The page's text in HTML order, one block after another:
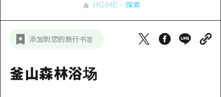
夜晚生活
标准
宫岛周边
短途旅行
东山口
爱媛
超值的游览门票
新闻
HOME 探索
添加到您的旅行书签
釜山森林浴场